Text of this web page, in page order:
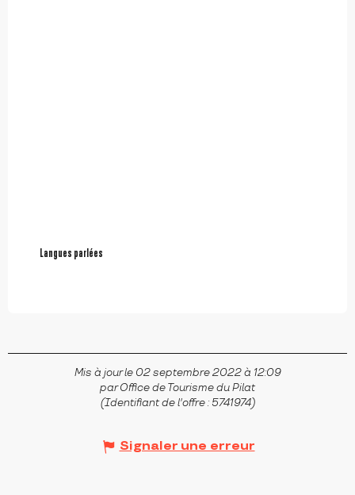
Langues parlées
Langues parlées
Mis à jour le 02 septembre 2022 à 12:09
par Office de Tourisme du Pilat
(Identifiant de l'offre : 5741974)
Signaler une erreur